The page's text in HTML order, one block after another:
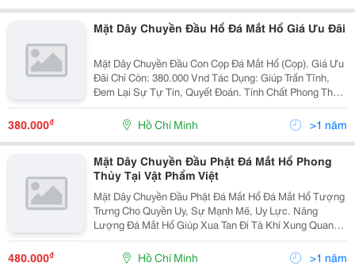
Mặt Dây Chuyền Đầu Hổ Đá Mắt Hổ Giá Ưu Đãi
Mặt Dây Chuyền Đầu Con Cọp Đá Mắt Hổ (Cọp). Giá Ưu
Đãi Chỉ Còn: 380.000 Vnd Tác Dụng: Giúp Trấn Tĩnh,
Đem Lại Sự Tự Tin, Quyết Đoán. Tính Chất Phong Thủy
Của Đá Mắt Hổ Giúp Trừ Tà, Mang Lại Những Điều May
Mắn Tài Lộc. Hotline Để Được Tư Vấn
380.000₫ Hồ Chí Minh >1 năm
Mặt Dây Chuyền Đầu Phật Đá Mắt Hổ Phong
Thủy Tại Vật Phẩm Việt
Mặt Dây Chuyền Đầu Phật Đá Mắt Hổ Đá Mắt Hổ Tượng
Trưng Cho Quyền Uy, Sự Mạnh Mẽ, Uy Lực. Năng
Lượng Đá Mắt Hổ Giúp Xua Tan Đi Tà Khí Xung Quanh,
Sự Bất Ổn Ngay Chính Trong Thân Thể Của Bạn. Mang
Lại May Mắn, Bình An. Được Chế Tác Tinh Xảo Từ Đ
480.000₫ Hồ Chí Minh >1 năm